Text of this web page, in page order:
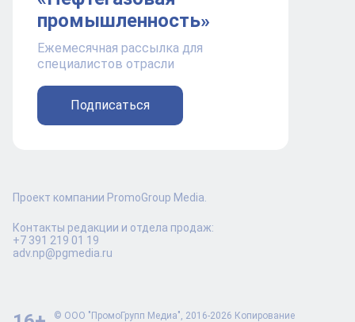
промышленность»
Ежемесячная рассылка для
специалистов отрасли
Подписаться
Проект компании PromoGroup Media.
Контакты редакции и отдела продаж:
+7 391 219 01 19
adv.np@pgmedia.ru
© ООО "ПромоГрупп Медиа", 2016-2026 Копирование